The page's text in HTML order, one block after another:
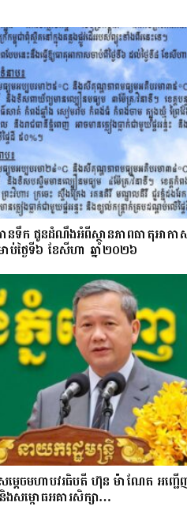
នទឹក ជូនដំណឹងអំពីស្ថានភាពធាតុអាក
ាប់ថ្ងៃទី៦ ខែសីហា ឆ្នាំ២០២៦
សម្តេចមហាបវរធិបតី ហ៊ុន ម៉ាណែត អញ្ជ
ងសម្ពោធអគារសិក្សា…